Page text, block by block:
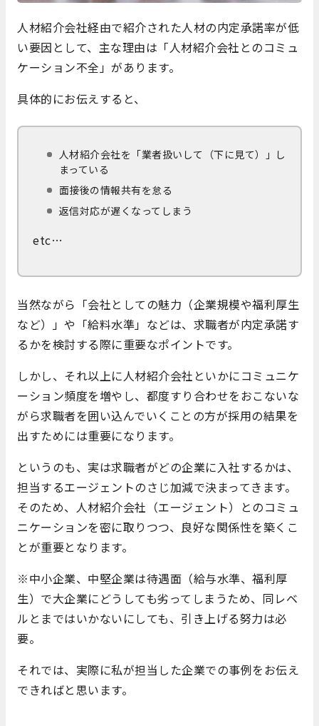
人材紹介会社経由で紹介された人材の内定承諾率が低
い要因として、主な理由は「人材紹介会社とのコミュ
ケーション不全」があります。
具体的にお伝えすると、
人材紹介会社を「業者扱いして（下に見て）」し
まっている
面接後の情報共有を怠る
返信対応が遅くなってしまう
etc…
当然ながら「会社としての魅力（企業規模や福利厚生
など）」や「給料水準」などは、求職者が内定承諾す
るかを検討する際に重要なポイントです。
しかし、それ以上に人材紹介会社といかにコミュニケ
ーション頻度を増やし、都度すり合わせをおこないな
がら求職者を囲い込んでいくことの方が採用の結果を
出すためには重要になります。
というのも、実は求職者がどの企業に入社するかは、
担当するエージェントのさじ加減で決まってきます。
そのため、人材紹介会社（エージェント）とのコミュ
ニケーションを密に取りつつ、良好な関係性を築くこ
とが重要となります。
※中小企業、中堅企業は待遇面（給与水準、福利厚
生）で大企業にどうしても劣ってしまうため、同レベ
ルとまではいかないにしても、引き上げる努力は必
要。
それでは、実際に私が担当した企業での事例をお伝え
できればと思います。